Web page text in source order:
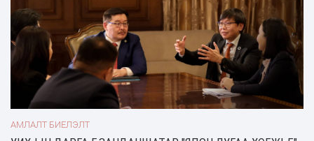
АМЛАЛТ БИЕЛЭЛТ